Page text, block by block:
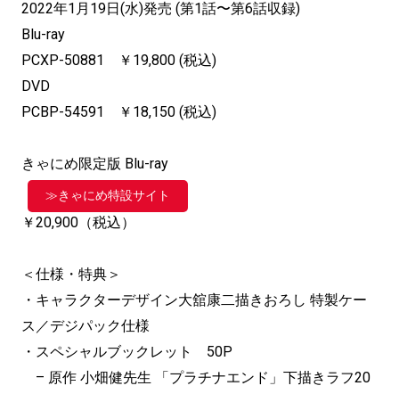
2022年1月19日(水)発売 (第1話〜第6話収録)
Blu-ray
PCXP-50881 ￥19,800 (税込)
DVD
PCBP-54591 ￥18,150 (税込)
きゃにめ限定版 Blu-ray
≫きゃにめ特設サイト
￥20,900 （税込）
＜仕様・特典＞
・キャラクターデザイン大舘康二描きおろし 特製ケー
ス／デジパック仕様
・スペシャルブックレット 50P
– 原作 小畑健先生 「プラチナエンド」下描きラフ20